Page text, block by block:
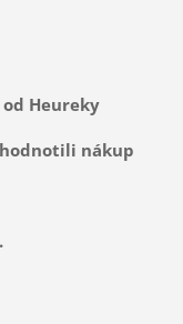
Heureky
nákup